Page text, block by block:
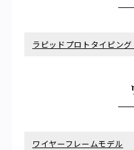
ラピッドプロトタイピング
ワイヤーフレームモデル